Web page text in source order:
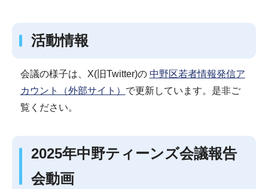
活動情報
会議の様子は、X(旧Twitter)の 中野区若者情報発信ア
カウント（外部サイト） で更新しています。是非ご
覧ください。
2025年中野ティーンズ会議報告
会動画